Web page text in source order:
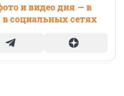
и видео дня — в
социальных сетях